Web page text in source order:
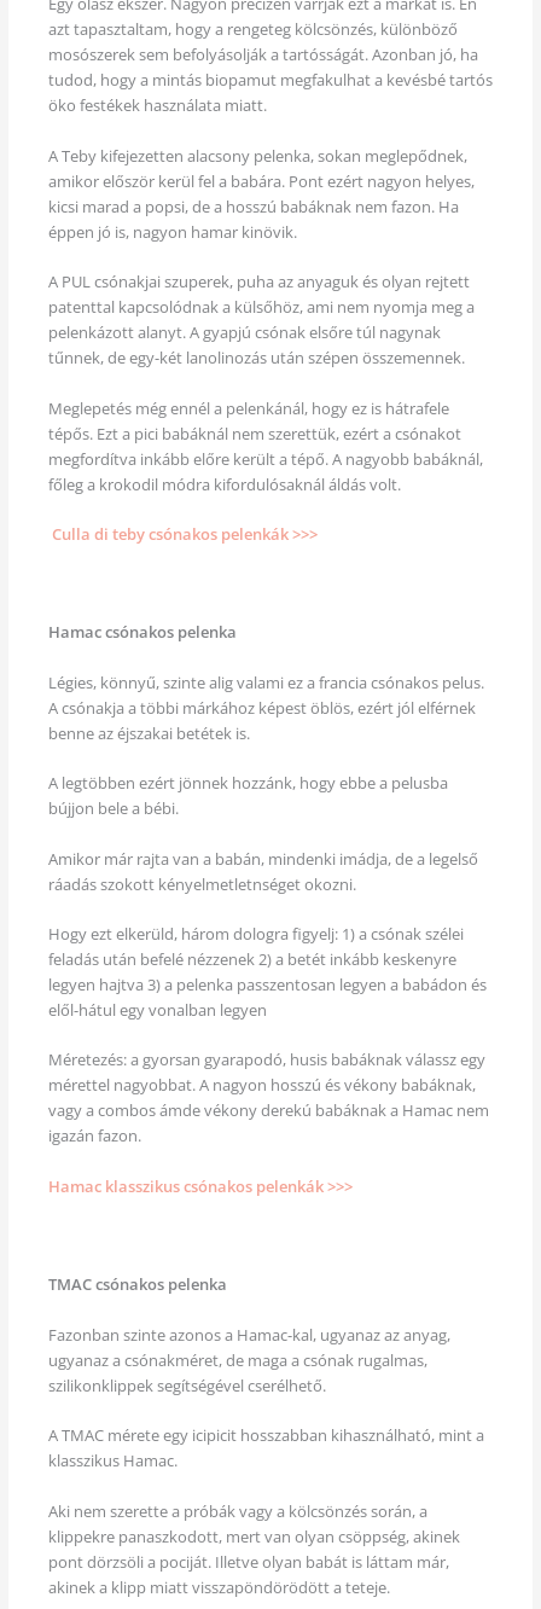
azt tapasztaltam, hogy a rengeteg kölcsönzés, különböző
mosószerek sem befolyásolják a tartósságát. Azonban jó, ha
tudod, hogy a mintás biopamut megfakulhat a kevésbé tartós
öko festékek használata miatt.
A Teby kifejezetten alacsony pelenka, sokan meglepődnek,
amikor először kerül fel a babára. Pont ezért nagyon helyes,
kicsi marad a popsi, de a hosszú babáknak nem fazon. Ha
éppen jó is, nagyon hamar kinövik.
A PUL csónakjai szuperek, puha az anyaguk és olyan rejtett
patenttal kapcsolódnak a külsőhöz, ami nem nyomja meg a
pelenkázott alanyt. A gyapjú csónak elsőre túl nagynak
tűnnek, de egy-két lanolinozás után szépen összemennek.
Meglepetés még ennél a pelenkánál, hogy ez is hátrafele
tépős. Ezt a pici babáknál nem szerettük, ezért a csónakot
megfordítva inkább előre került a tépő. A nagyobb babáknál,
főleg a krokodil módra kifordulósaknál áldás volt.
Culla di teby csónakos pelenkák >>>
Hamaccsónakos pelenka
Légies, könnyű, szinte alig valami ez a francia csónakos pelus.
A csónakja a többi márkához képest öblös, ezért jól elférnek
benne az éjszakai betétek is.
A legtöbben ezért jönnek hozzánk, hogy ebbe a pelusba
bújjon bele a bébi.
Amikor már rajta van a babán, mindenki imádja, de a legelső
ráadás szokott kényelmetletnséget okozni.
Hogy ezt elkerüld, három dologra figyelj: 1) a csónak szélei
feladás után befelé nézzenek 2) a betét inkább keskenyre
legyen hajtva 3) a pelenka passzentosan legyen a babádon és
elől-hátul egy vonalban legyen
Méretezés: a gyorsan gyarapodó, husis babáknak válassz egy
mérettel nagyobbat. A nagyon hosszú és vékony babáknak,
vagy a combos ámde vékony derekú babáknak a Hamac nem
igazán fazon.
Hamac klasszikus csónakos pelenkák >>>
TMAC csónakos pelenka
Fazonban szinte azonos a Hamac-kal, ugyanaz az anyag,
ugyanaz a csónakméret, de maga a csónak rugalmas,
szilikonklippek segítségével cserélhető.
A TMAC mérete egy icipicit hosszabban kihasználható, mint a
klasszikus Hamac.
Aki nem szerette a próbák vagy a kölcsönzés során, a
klippekre panaszkodott, mert van olyan csöppség, akinek
pont dörzsöli a pociját. Illetve olyan babát is láttam már,
akinek a klipp miatt visszapöndörödött a teteje.